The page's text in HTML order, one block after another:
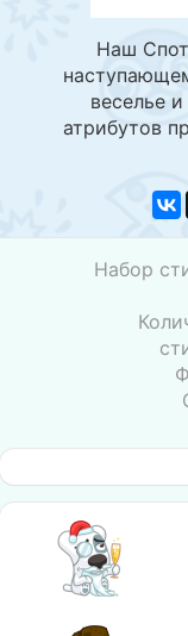
Наш
веселье
атрибутов
Набор